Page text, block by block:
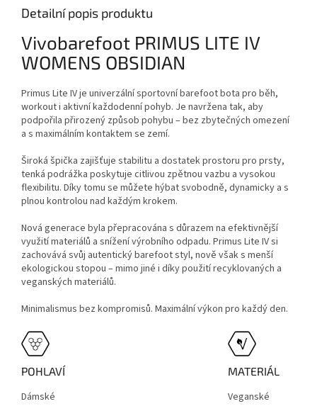
Detailní popis produktu
Vivobarefoot PRIMUS LITE IV
WOMENS OBSIDIAN
Primus Lite IV je univerzální sportovní barefoot bota pro běh,
workout i aktivní každodenní pohyb. Je navržena tak, aby
podpořila přirozený způsob pohybu – bez zbytečných omezení
a s maximálním kontaktem se zemí.
Široká špička zajišťuje stabilitu a dostatek prostoru pro prsty,
tenká podrážka poskytuje citlivou zpětnou vazbu a vysokou
flexibilitu. Díky tomu se můžete hýbat svobodně, dynamicky a s
plnou kontrolou nad každým krokem.
Nová generace byla přepracována s důrazem na efektivnější
využití materiálů a snížení výrobního odpadu. Primus Lite IV si
zachovává svůj autentický barefoot styl, nově však s menší
ekologickou stopou – mimo jiné i díky použití recyklovaných a
veganských materiálů.
Minimalismus bez kompromisů. Maximální výkon pro každý den.
POHLAVÍ
Dámské
MATERIÁL
Veganské